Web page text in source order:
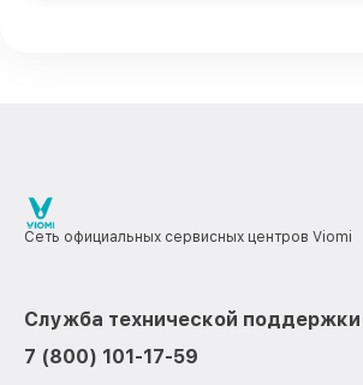
Сеть официальных сервисных центров Viomi
Служба технической поддержки
7 (800) 101-17-59